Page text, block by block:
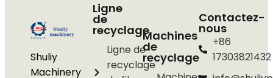
Shuliy
Machinery
Ligne
de
recyclage
Ligne de
recyclage
Machines
de
recyclage
Contactez-
nous
+86
17303821432